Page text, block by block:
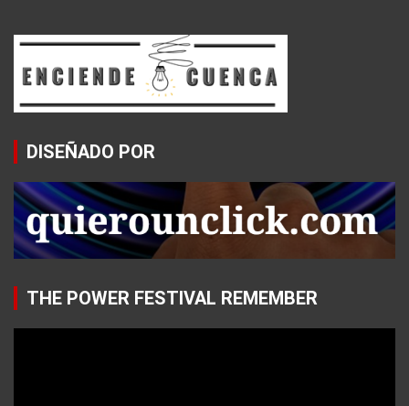
DISEÑADO POR
THE POWER FESTIVAL REMEMBER